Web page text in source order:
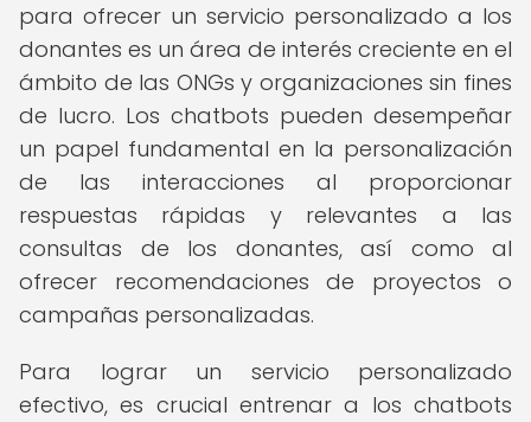
para ofrecer un servicio personalizado a los
donantes es un área de interés creciente en el
ámbito de las ONGs y organizaciones sin fines
de lucro. Los chatbots pueden desempeñar
un papel fundamental en la personalización
de las interacciones al proporcionar
respuestas rápidas y relevantes a las
consultas de los donantes, así como al
ofrecer recomendaciones de proyectos o
campañas personalizadas.
Para lograr un servicio personalizado
efectivo, es crucial entrenar a los chatbots